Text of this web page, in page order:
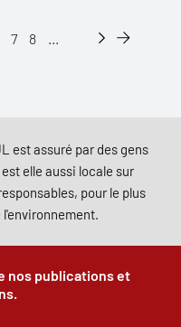
7 8 ...
est assuré par des gens
elle aussi locale sur
pour le plus
nos publications et